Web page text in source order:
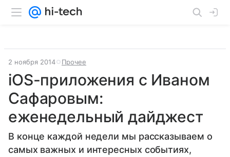
2 ноября 2014 Прочее
iOS-приложения с Иваном
Сафаровым:
еженедельный дайджест
В конце каждой недели мы рассказываем о
самых важных и интересных событиях,